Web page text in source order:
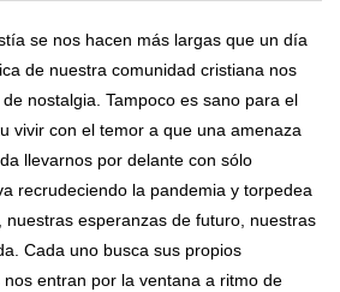
se nos hacen más largas que un día
de nuestra comunidad cristiana nos
nostalgia. Tampoco es sano para el
vivir con el temor a que una amenaza
llevarnos por delante con sólo
recrudeciendo la pandemia y torpedea
nuestras esperanzas de futuro, nuestras
Cada uno busca sus propios
nos entran por la ventana a ritmo de